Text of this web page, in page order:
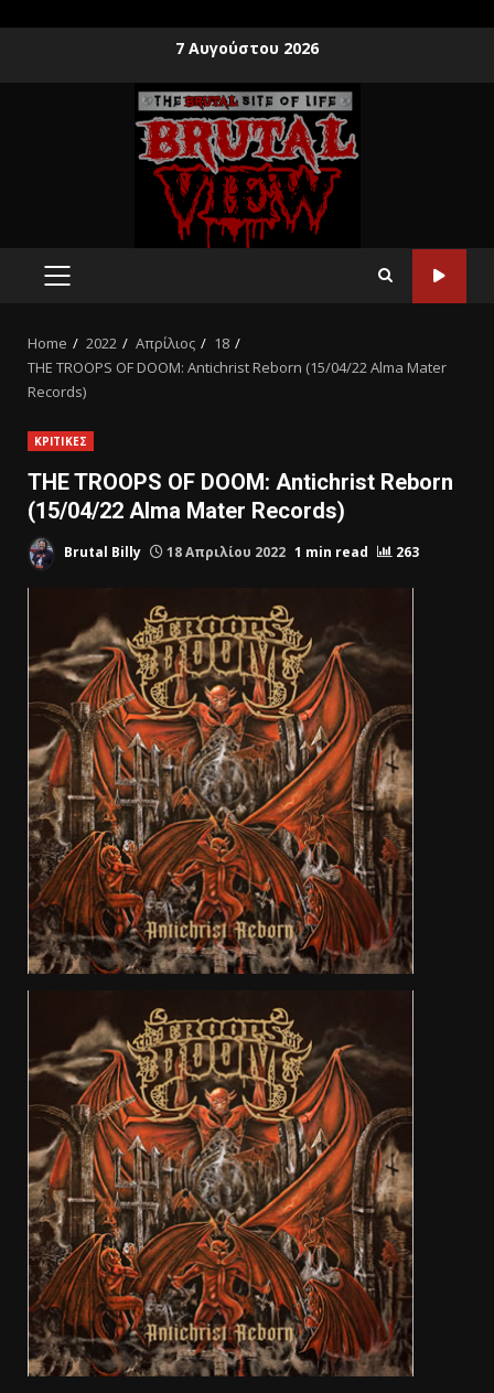
7 Αυγούστου 2026
Home 2022 Απρίλιος
18
THE TROOPS OF DOOM: Antichrist Reborn (15/04/22 Alma Mater
Records)
ΚΡΙΤΙΚΕΣ
THE TROOPS OF DOOM: Antichrist Reborn
(15/04/22 Alma Mater Records)
Brutal Billy 18 Απριλίου 2022 1 min read 263